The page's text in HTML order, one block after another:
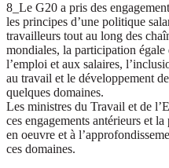
8_Le G20 a pris des
les principes d’une politique
travailleurs tout au long des
mondiales, la participation égale
l’emploi et aux salaires,
au travail et le développement
quelques domaines.
Les ministres du Travail et de
ces engagements antérieurs et
en oeuvre et à
ces domaines.